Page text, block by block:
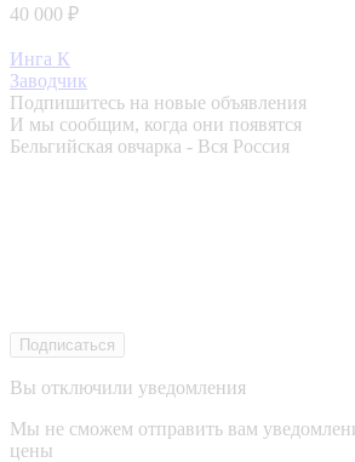
40 000 ₽
Инга К
Заводчик
Подпишитесь на новые объявления
И мы сообщим, когда они появятся
Бельгийская овчарка - Вся Россия
Подписаться
Вы отключили уведомления
Мы не сможем отправить вам
цены